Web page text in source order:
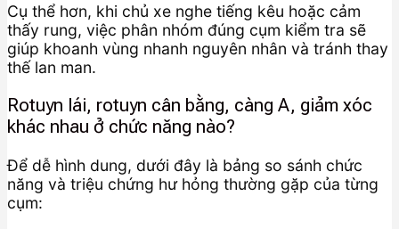
Cụ thể hơn, khi chủ xe nghe tiếng kêu hoặc cảm
thấy rung, việc phân nhóm đúng cụm kiểm tra sẽ
giúp khoanh vùng nhanh nguyên nhân và tránh thay
thế lan man.
Rotuyn lái, rotuyn cân bằng, càng A, giảm xóc
khác nhau ở chức năng nào?
Để dễ hình dung, dưới đây là bảng so sánh chức
năng và triệu chứng hư hỏng thường gặp của từng
cụm: